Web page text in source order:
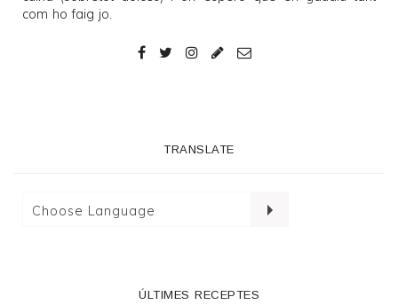
com ho faig jo.
TRANSLATE
ÚLTIMES RECEPTES